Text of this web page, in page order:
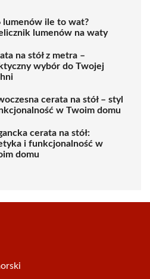
lumenów ile to wat?
lumenów na waty
na stół z metra –
wybór do Twojej
cerata na stół – styl
w Twoim domu
cerata na stół:
i funkcjonalność w
domu